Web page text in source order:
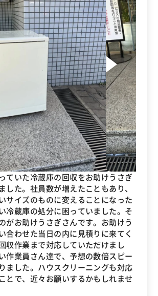
ていた冷蔵庫の回収をお助けうさぎ
した。社員数が増えたこともあり、
サイズのものに変えることになった
冷蔵庫の処分に困っていました。そ
がお助けうさぎさんです。お助けう
合わせた当日の内に見積りに来てく
収作業まで対応していただけまし
作業員さん達で、予想の数倍スピー
ました。ハウスクリーニングも対応
とで、近々お願いするかもしれませ